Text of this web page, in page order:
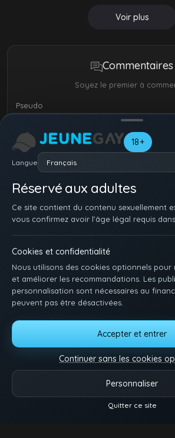
18+
Langue
Réservé aux adultes
Ce site contient du contenu sexuellement
vous confirmez avoir l’âge légal requis
Cookies et confidentialité
Nous utilisons des cookies optionnels pour
et améliorer les recommandations. Les
personnalisation sont nécessaires au
peuvent pas être désactivées.
Accepter et entrer
Continuer sans les cookies
Personnaliser
Quitter ce site
Voir plus
Commentaires
Soyez le premier à
Pseudo
ACCUEIL INSCRIPTION SE CONNECTER
CONDITIONS D'UTILISATION
DMCA
GÉRER LES COOKIES
Pose-toi et matte des minets qui baisent. Une idée,
Twink Tube- Tous droits
Reels